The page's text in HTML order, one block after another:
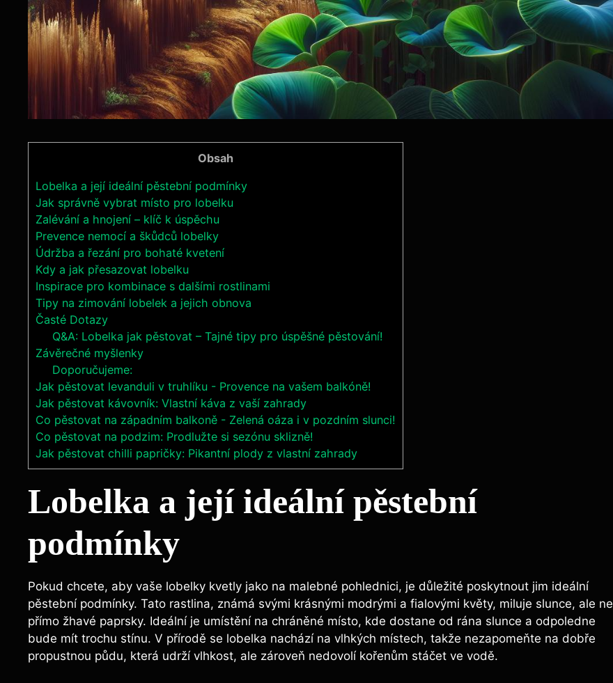
Obsah
Lobelka a její ideální pěstební podmínky
Jak správně vybrat místo pro lobelku
Zalévání a hnojení – klíč k úspěchu
Prevence nemocí a škůdců lobelky
Údržba a řezání pro bohaté kvetení
Kdy a jak přesazovat lobelku
Inspirace pro kombinace s dalšími rostlinami
Tipy na zimování lobelek a jejich obnova
Časté Dotazy
Q&A: Lobelka jak pěstovat – Tajné tipy pro úspěšné pěstování!
Závěrečné myšlenky
Doporučujeme:
Jak pěstovat levanduli v truhlíku - Provence na vašem balkóně!
Jak pěstovat kávovník: Vlastní káva z vaší zahrady
Co pěstovat na západním balkoně - Zelená oáza i v pozdním slunci!
Co pěstovat na podzim: Prodlužte si sezónu sklizně!
Jak pěstovat chilli papričky: Pikantní plody z vlastní zahrady
Lobelka a její ideální pěstební
podmínky
Pokud chcete, aby vaše lobelky kvetly jako na malebné pohlednici, je důležité poskytnout jim ideální
pěstební podmínky. Tato rastlina, známá svými krásnými modrými a fialovými květy, miluje slunce, ale ne
přímo žhavé paprsky. Ideální je umístění na chráněné místo, kde dostane od rána slunce a odpoledne
bude mít trochu stínu. V přírodě se lobelka nachází na vlhkých místech, takže nezapomeňte na dobře
propustnou půdu, která udrží vlhkost, ale zároveň nedovolí kořenům stáčet ve vodě.